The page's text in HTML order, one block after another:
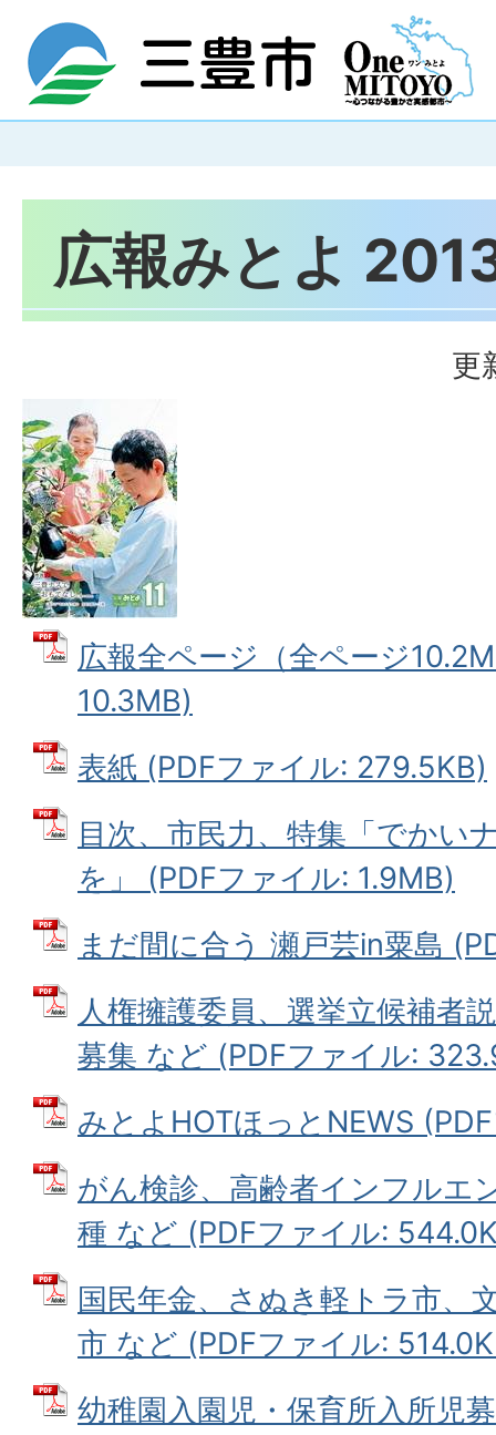
広報みとよ
更
広報全ページ（全ページ
10.3MB)
表紙 (PDFファイル: 279.5KB)
目次、市民力、特集「でかい
を」 (PDFファイル: 1.9MB)
まだ間に合う 瀬戸芸in粟島
人権擁護委員、選挙立候補者
募集 など (PDFファイル:
みとよHOTほっとNEWS
がん検診、高齢者インフルエ
種 など (PDFファイル:
国民年金、さぬき軽トラ市、
市 など (PDFファイル:
幼稚園入園児・保育所入所児